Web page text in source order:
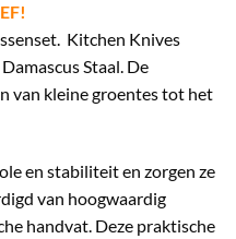
Kitchen Knives
Staal. De
van kleine groentes tot het
en stabiliteit en zorgen ze
van hoogwaardig
handvat. Deze praktische